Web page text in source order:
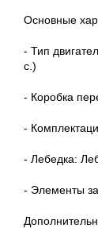
Основные
- Тип
с.)
- Коробка
-
- Лебедка:
- Элементы